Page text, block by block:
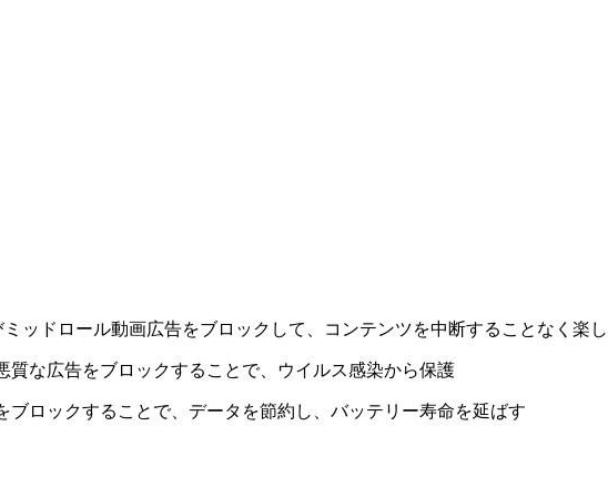
ッドロール動画広告をブロックして、コンテンツを中断することなく楽
な広告をブロックすることで、ウイルス感染から保護
ロックすることで、データを節約し、バッテリー寿命を延ばす